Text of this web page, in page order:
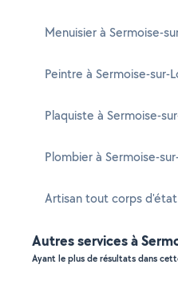
Menuisier à Sermoise-
Peintre à Sermoise-sur-
Plaquiste à Sermoise-
Plombier à Sermoise-
Artisan tout corps d'état
Autres services à
Ayant le plus de résultats dans